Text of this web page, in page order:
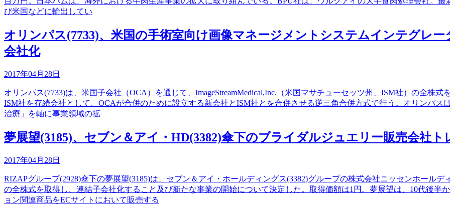
び米国などに輸出してい
オリンパス(7733)、米国の手術室向け画像マネージメントシステムインテグレー
会社化
2017年04月28日
オリンパス(7733)は、米国子会社（OCA）を通じて、ImageStreamMedical,Inc.（米国マサチューセッツ州、ISM社）の全株
ISM社を存続会社として、OCAが合併のために設立する新会社とISM社とを合併させる逆三角合併方式で行う。オリンパ
治療」を軸に事業領域の拡
夢展望(3185)、セブン＆アイ・HD(3382)傘下のブライダルジュエリー販売会社
2017年04月28日
RIZAPグループ(2928)傘下の夢展望(3185)は、セブン＆アイ・ホールディングス(3382)グループの株式会社ニッセンホール
の全株式を取得し、連結子会社化すること及び新たな事業の開始について決定した。取得価額は1円。夢展望は、10代後半
ョン関連商品をECサイトにおいて販売する